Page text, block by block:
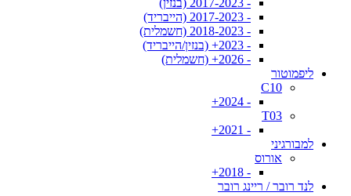
- 2017-2023 (בנזין)
- 2017-2023 (הייבריד)
- 2018-2023 (חשמלית)
- 2023+ (בנזין/הייבריד)
- 2026+ (חשמלית)
ליפמוטור
C10
- 2024+
T03
- 2021+
למבורגיני
אורוס
- 2018+
לנד רובר / ריינג רובר